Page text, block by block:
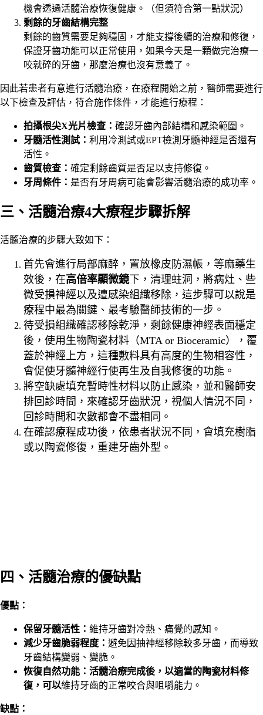
機會透過活髓治療恢復健康。（但須符合第一點狀況）
剩餘的牙齒結構完整
剩餘的齒質需要足夠穩固，才能支撐後續的治療和修復，
保證牙齒功能可以正常使用，如果今天是一顆做完治療一
咬就碎的牙齒，那麼治療也沒有意義了。
因此若患者有意進行活髓治療，在療程開始之前，醫師需要進行
以下檢查及評估， 符合施作條件，才能進行療程 ：
拍攝根尖X光片檢查： 確認牙齒內部結構和感染範圍。
牙髓活性測試： 利用冷測試或EPT檢測牙髓神經是否還有
活性。
齒質檢查： 確定剩餘齒質是否足以支持修復。
牙周條件： 是否有牙周病可能會影響活髓治療的成功率。
三、活髓治療4大療程步驟拆解
活髓治療的步驟大致如下：
首先會進行局部麻醉，置放橡皮防濕帳，等麻藥生
效後，在高倍率顯微鏡下，清理蛀洞，將病灶、些
微受損神經以及遭感染組織移除，這步驟可以說是
療程中最為關鍵、最考驗醫師技術的一步。
待受損組織確認移除乾淨，剩餘健康神經表面穩定
後，使用生物陶瓷材料（MTA or Bioceramic），覆
蓋於神經上方，這種敷料具有高度的生物相容性，
會促使牙髓神經行使再生及自我修復的功能。
將空缺處填充暫時性材料以防止感染，並和醫師安
排回診時間，來確認牙齒狀況，視個人情況不同，
回診時間和次數都會不盡相同。
在確認療程成功後，依患者狀況不同，會填充樹脂
或以陶瓷修復，重建牙齒外型。
四、活髓治療的優缺點
優點：
保留牙髓活性： 維持牙齒對冷熱、痛覺的感知。
減少牙齒脆弱程度： 避免因抽神經移除較多牙齒，而導致
牙齒結構變弱、變脆。
恢復自然功能：活髓治療完成後，以適當的陶瓷材料修
復，可以維持牙齒的正常咬合與咀嚼能力。
缺點：